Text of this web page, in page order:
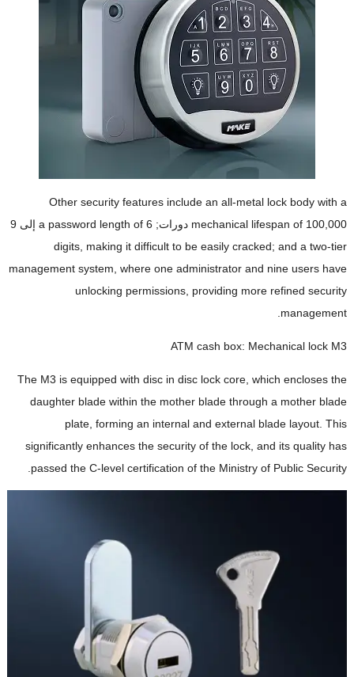
Other security features include an all-metal lock body with a
mechanical lifespan of 100,000 دورات; a password length of 6 إلى 9
digits making it difficult to be easily cracked;and a two-tier
management system ,where one administrator and nine users have
unlocking permissions providing more refined security
management
ATM cash box: Mechanical lock M3
The M3 is equipped with disc in disc lock core ,which encloses the
daughter blade within the mother blade through a mother blade
plate ,forming an internal and external blade layout .This
significantly enhances the security of the lock ,and its quality has
passed the C-level certification of the Ministry of Public Security